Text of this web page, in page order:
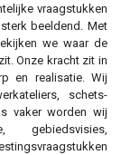
vraagstukken
beeldend. Met
we waar de
Onze kracht zit in
en realisatie. Wij
schets-
vaker worden wij
gebiedsvisies,